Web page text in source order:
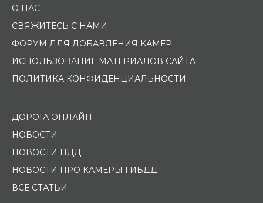
О НАС
СВЯЖИТЕСЬ С НАМИ
ФОРУМ ДЛЯ ДОБАВЛЕНИЯ КАМЕР
ИСПОЛЬЗОВАНИЕ МАТЕРИАЛОВ САЙТА
ПОЛИТИКА КОНФИДЕНЦИАЛЬНОСТИ
ДОРОГА ОНЛАЙН
НОВОСТИ
НОВОСТИ ПДД
НОВОСТИ ПРО КАМЕРЫ ГИБДД
ВСЕ СТАТЬИ